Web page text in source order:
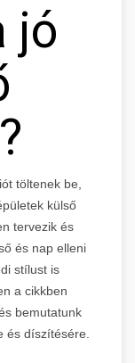
jó
töltenek be,
külső
tervezik és
és nap elleni
stílust is
a cikkben
bemutatunk
és díszítésére.